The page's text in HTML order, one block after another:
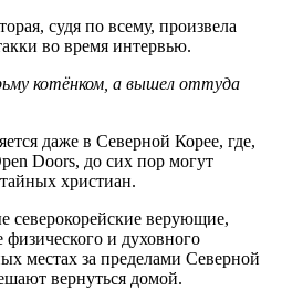
судя по всему, произвела
во время интервью.
котёнком, а вышел оттуда
даже в Северной Корее, где,
Doors, до сих пор могут
христиан.
северокорейские верующие,
и духовного
местах за пределами Северной
вернуться домой.